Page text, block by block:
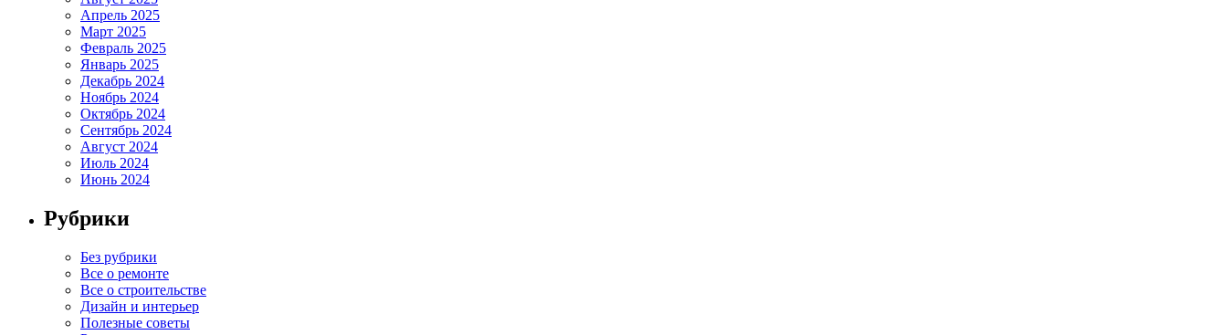
Апрель 2025
Март 2025
Февраль 2025
Январь 2025
Декабрь 2024
Ноябрь 2024
Октябрь 2024
Сентябрь 2024
Август 2024
Июль 2024
Июнь 2024
Рубрики
Без рубрики
Все о ремонте
Все о строительстве
Дизайн и интерьер
Полезные советы